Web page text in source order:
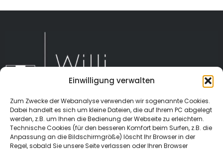
Einwilligung verwalten
Zum Zwecke der Webanalyse verwenden wir sogenannte Cookies.
Dabei handelt es sich um kleine Dateien, die auf Ihrem PC abgelegt
werden, z.B. um Ihnen die Bedienung der Webseite zu erleichtern.
Technische Cookies (für den besseren Komfort beim Surfen, z.B. die
Anpassung an die Bildschirmgröße) löscht Ihr Browser in der
Regel, sobald Sie unsere Seite verlassen oder Ihren Browser